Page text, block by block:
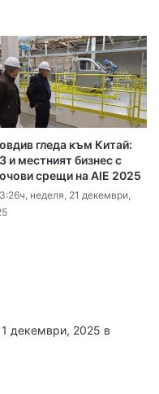
гледа към Китай:
и местният бизнес с
срещи на AIE 2025
неделя, 21 декември,
декември, 2025 в